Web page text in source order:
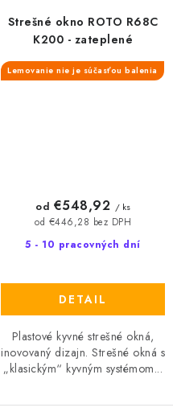
Strešné okno ROTO R68C
K200 - zateplené
Lemovanie nie je súčasťou balenia
5 - 10 pracovných dní
od €446,28 bez DPH
od €548,92 / ks
DETAIL
Plastové kyvné strešné okná,
inovovaný dizajn. Strešné okná s
„klasickým“ kyvným systémom...